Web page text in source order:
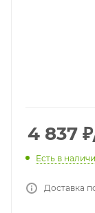
4 837 ₽
Есть в
Доставка